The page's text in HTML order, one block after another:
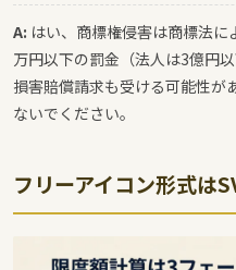
A: はい、商標権侵害は商標法
万円以下の罰金（法人は3億円
損害賠償請求も受ける可能性が
ないでください。
フリーアイコン形式は